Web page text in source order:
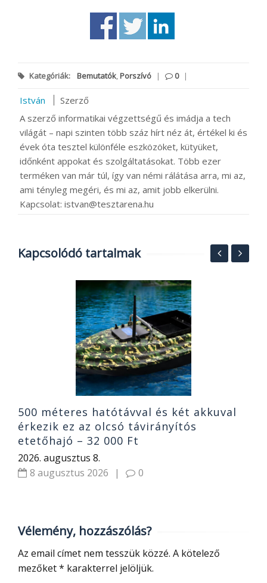
Kategóriák: Bemutatók,Porszívó | 0 |
István
Szerző
A szerző informatikai végzettségű és imádja a tech
világát – napi szinten több száz hírt néz át, értékel ki és
évek óta tesztel különféle eszközöket, kütyüket,
időnként appokat és szolgáltatásokat. Több ezer
terméken van már túl, így van némi rálátása arra, mi az,
ami tényleg megéri, és mi az, amit jobb elkerülni.
Kapcsolat: istvan@tesztarena.hu
Kapcsolódó tartalmak
500 méteres hatótávval és két akkuval
érkezik ez az olcsó távirányítós
etetőhajó – 32 000 Ft
2026. augusztus 8.
8 augusztus 2026
| 0
Vélemény, hozzászólás?
Az email címet nem tesszük közzé. A kötelező
mezőket* karakterrel jelöljük.